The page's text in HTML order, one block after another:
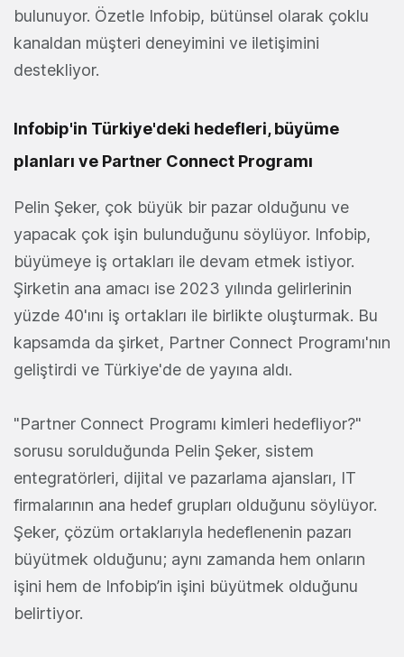
bulunuyor. Özetle Infobip, bütünsel olarak çoklu
kanaldan müşteri deneyimini ve iletişimini
destekliyor.
Infobip'in Türkiye'deki hedefleri, büyüme
planları ve Partner Connect Programı
Pelin Şeker, çok büyük bir pazar olduğunu ve
yapacak çok işin bulunduğunu söylüyor. Infobip,
büyümeye iş ortakları ile devam etmek istiyor.
Şirketin ana amacı ise 2023 yılında gelirlerinin
yüzde 40'ını iş ortakları ile birlikte oluşturmak. Bu
kapsamda da şirket, Partner Connect Programı'nın
geliştirdi ve Türkiye'de de yayına aldı.
"Partner Connect Programı kimleri hedefliyor?"
sorusu sorulduğunda Pelin Şeker, sistem
entegratörleri, dijital ve pazarlama ajansları, IT
firmalarının ana hedef grupları olduğunu söylüyor.
Şeker, çözüm ortaklarıyla hedeflenenin pazarı
büyütmek olduğunu; aynı zamanda hem onların
işini hem de Infobip’in işini büyütmek olduğunu
belirtiyor.